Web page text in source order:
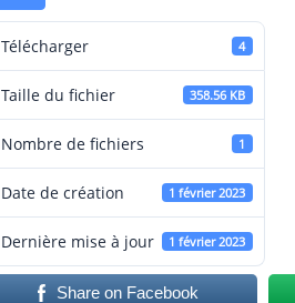
Télécharger 4
Taille du fichier 358.56 KB
Nombre de fichiers 1
Date de création 1 février 2023
Dernière mise à jour 1 février 2023
Share on Facebook